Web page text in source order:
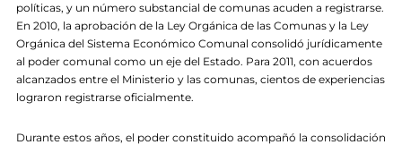
políticas, y un número substancial de comunas acuden a registrarse.
En 2010, la aprobación de la Ley Orgánica de las Comunas y la Ley
Orgánica del Sistema Económico Comunal consolidó jurídicamente
al poder comunal como un eje del Estado. Para 2011, con acuerdos
alcanzados entre el Ministerio y las comunas, cientos de experiencias
lograron registrarse oficialmente.
Durante estos años, el poder constituido acompañó la consolidación